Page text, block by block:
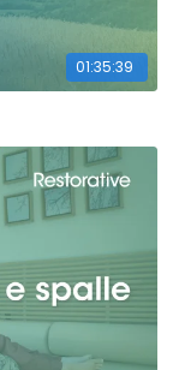
01:35:39